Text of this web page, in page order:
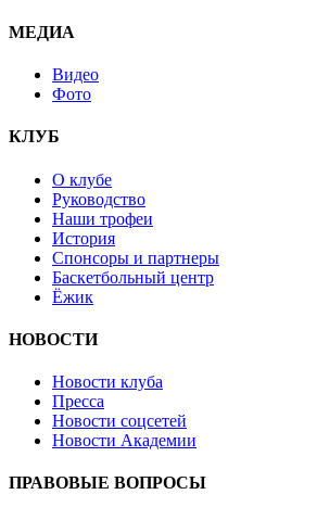
МЕДИА
Видео
Фото
КЛУБ
О клубе
Руководство
Наши трофеи
История
Спонсоры и партнеры
Баскетбольный центр
Ёжик
НОВОСТИ
Новости клуба
Пресса
Новости соцсетей
Новости Академии
ПРАВОВЫЕ ВОПРОСЫ